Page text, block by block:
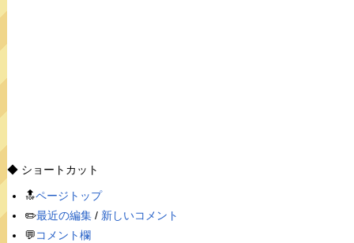
◆ ショートカット
🔝ページトップ
✏️最近の編集/ 新しいコメント
💬コメント欄